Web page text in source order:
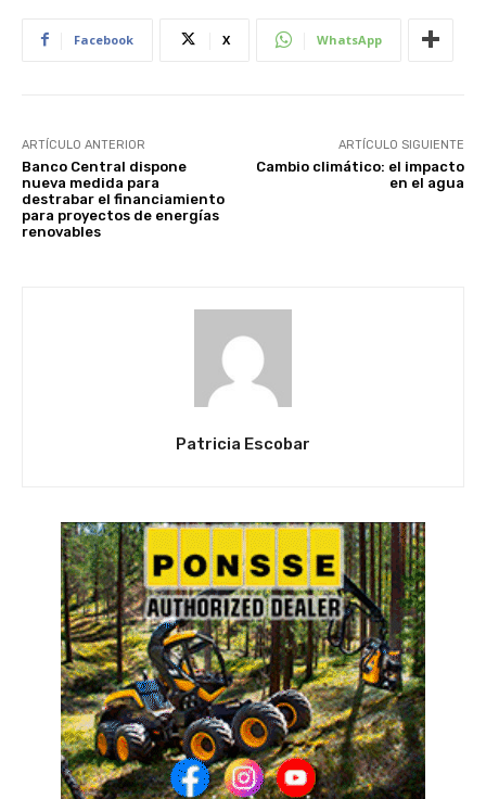
Facebook X WhatsApp
ARTÍCULO ANTERIOR
Banco Central dispone
nueva medida para
destrabar el financiamiento
para proyectos de energías
renovables
ARTÍCULO SIGUIENTE
Cambio climático: el impacto
en el agua
Patricia Escobar